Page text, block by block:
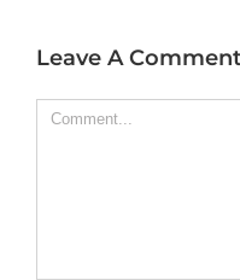
Leave A Comment
Comment